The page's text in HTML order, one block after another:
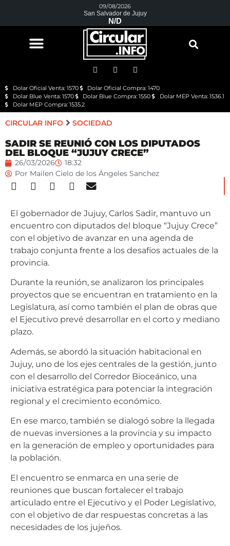
09/08/2026
San Salvador de Jujuy
N/D
Dolar Oficial Venta: 1570
Dolar Oficial Compra: 1470
Dolar Blue Venta: 1570
Dolar Blue Compra: 1550
Dolar MEP Venta: 1536.1
Dolar MEP Compra: 1535.2
CIRCULAR INFO SOCIEDAD
SADIR SE REUNIÓ CON LOS DIPUTADOS
DEL BLOQUE “JUJUY CRECE”
26/03/2026
18:32
Por Mailen Cielo de los Ángeles Sanchez
El gobernador de Jujuy, Carlos Sadir, mantuvo un
encuentro con diputados del bloque “Jujuy Crece”
con el objetivo de avanzar en una agenda de
trabajo conjunta frente a los desafíos actuales de la
provincia.
Durante la reunión, se analizaron los principales
proyectos que se encuentran en tratamiento en la
Legislatura, así como también el plan de obras que
el Ejecutivo prevé desarrollar en el corto y mediano
plazo.
Además, se abordó la situación habitacional en
Jujuy, uno de los ejes centrales de la gestión, junto
con el desarrollo del Corredor Bioceánico, una
iniciativa estratégica para potenciar la integración
regional y el crecimiento económico.
En ese marco, también se dialogó sobre la llegada
de nuevas inversiones a la provincia y su impacto
en la generación de empleo y oportunidades para
la población.
El encuentro se enmarca en una serie de
reuniones que buscan fortalecer el trabajo
articulado entre el Ejecutivo y el Poder Legislativo,
con el objetivo de dar respuestas concretas a las
necesidades de los jujeños.